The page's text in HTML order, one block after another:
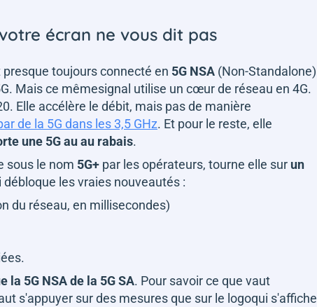
écran ne vous dit pas
toujours connecté en 5G NSA (Non-Standalone)
Mais ce mêmesignal utilise un cœur de réseau en 4G.
Elle accélère le débit, mais pas de manière
de la 5G dans les 3,5 GHz. Et pour le reste, elle
une 5G au au rabais.
sous le nom 5G+ par les opérateurs, tourne elle sur un
débloque les vraies nouveautés :
du réseau, en millisecondes)
la 5G NSA de la 5G SA. Pour savoir ce que vaut
s'appuyer sur des mesures que sur le logoqui s'affiche